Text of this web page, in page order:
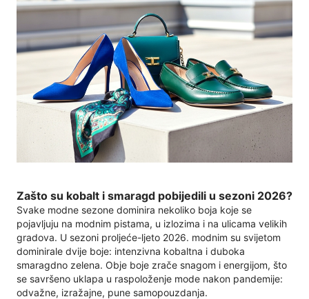
Zašto su kobalt i smaragd pobijedili u sezoni 2026?
Svake modne sezone dominira nekoliko boja koje se
pojavljuju na modnim pistama, u izlozima i na ulicama velikih
gradova. U sezoni proljeće-ljeto 2026. modnim su svijetom
dominirale dvije boje: intenzivna kobaltna i duboka
smaragdno zelena. Obje boje zrače snagom i energijom, što
se savršeno uklapa u raspoloženje mode nakon pandemije:
odvažne, izražajne, pune samopouzdanja.